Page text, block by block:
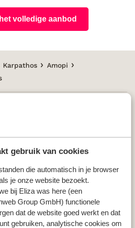
gebruik van cookies
die automatisch in je browser
je onze website bezoekt.
bij Eliza was here (een
Group GmbH) functionele
dat de website goed werkt en dat
gebruiken, analytische cookies om
volledige aanbod
Karpathos
Amopi
Griekenland
Vakantie Spanje
Italië
Portugal
regio's